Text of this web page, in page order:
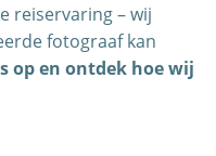
reiservaring – wij
fotograaf kan
op en ontdek hoe wij